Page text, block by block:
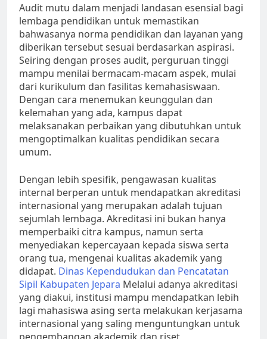
Audit mutu dalam menjadi landasan esensial bagi
lembaga pendidikan untuk memastikan
bahwasanya norma pendidikan dan layanan yang
diberikan tersebut sesuai berdasarkan aspirasi.
Seiring dengan proses audit, perguruan tinggi
mampu menilai bermacam-macam aspek, mulai
dari kurikulum dan fasilitas kemahasiswaan.
Dengan cara menemukan keunggulan dan
kelemahan yang ada, kampus dapat
melaksanakan perbaikan yang dibutuhkan untuk
mengoptimalkan kualitas pendidikan secara
umum.
Dengan lebih spesifik, pengawasan kualitas
internal berperan untuk mendapatkan akreditasi
internasional yang merupakan adalah tujuan
sejumlah lembaga. Akreditasi ini bukan hanya
memperbaiki citra kampus, namun serta
menyediakan kepercayaan kepada siswa serta
orang tua, mengenai kualitas akademik yang
didapat. Dinas Kependudukan dan Pencatatan
Sipil Kabupaten Jepara Melalui adanya akreditasi
yang diakui, institusi mampu mendapatkan lebih
lagi mahasiswa asing serta melakukan kerjasama
internasional yang saling menguntungkan untuk